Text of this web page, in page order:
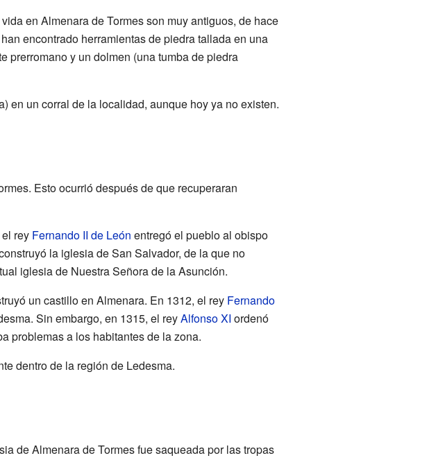
en Almenara de Tormes son muy antiguos, de hace
encontrado herramientas de piedra tallada en una
prerromano y un dolmen (una tumba de piedra
en un corral de la localidad, aunque hoy ya no existen.
Esto ocurrió después de que recuperaran
rey Fernando II de León entregó el pueblo al obispo
la iglesia de San Salvador, de la que no
iglesia de Nuestra Señora de la Asunción.
un castillo en Almenara. En 1312, el rey Fernando
Sin embargo, en 1315, el reyAlfonso XI ordenó
problemas a los habitantes de la zona.
dentro de la región de Ledesma.
de Almenara de Tormes fue saqueada por las tropas